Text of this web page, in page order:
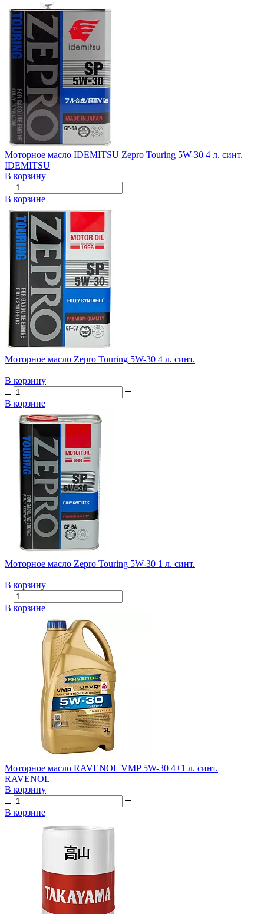
Моторное масло IDEMITSU Zepro Touring 5W-30 4 л. синт.
IDEMITSU
В корзину
В корзине
Моторное масло Zepro Touring 5W-30 4 л. синт.
В корзину
В корзине
Моторное масло Zepro Touring 5W-30 1 л. синт.
В корзину
В корзине
Моторное масло RAVENOL VMP 5W-30 4+1 л. синт.
RAVENOL
В корзину
В корзине